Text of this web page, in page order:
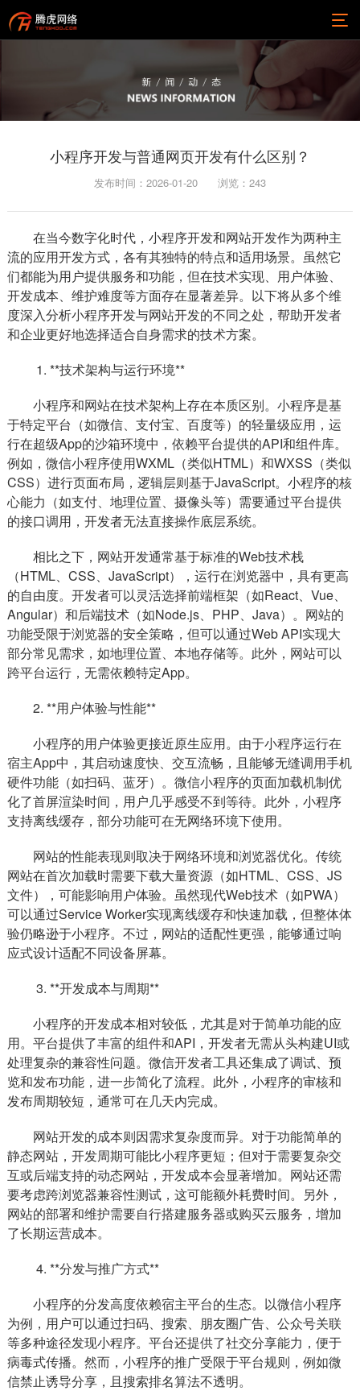
小程序开发与普通网页开发有什么区别？
发布时间：2026-01-20 浏览： 243
在当今数字化时代，小程序开发和网站开发作为两种主
流的应用开发方式，各有其独特的特点和适用场景。虽然它
们都能为用户提供服务和功能，但在技术实现、用户体验、
开发成本、维护难度等方面存在显著差异。以下将从多个维
度深入分析小程序开发与网站开发的不同之处，帮助开发者
和企业更好地选择适合自身需求的技术方案。
1. **技术架构与运行环境**
小程序和网站在技术架构上存在本质区别。小程序是基
于特定平台（如微信、支付宝、百度等）的轻量级应用，运
行在超级App的沙箱环境中，依赖平台提供的API和组件库。
例如，微信小程序使用WXML（类似HTML）和WXSS（类似
CSS）进行页面布局，逻辑层则基于JavaScript。小程序的核
心能力（如支付、地理位置、摄像头等）需要通过平台提供
的接口调用，开发者无法直接操作底层系统。
相比之下，网站开发通常基于标准的Web技术栈
（HTML、CSS、JavaScript），运行在浏览器中，具有更高
的自由度。开发者可以灵活选择前端框架（如React、Vue、
Angular）和后端技术（如Node.js、PHP、Java）。网站的
功能受限于浏览器的安全策略，但可以通过Web API实现大
部分常见需求，如地理位置、本地存储等。此外，网站可以
跨平台运行，无需依赖特定App。
2. **用户体验与性能**
小程序的用户体验更接近原生应用。由于小程序运行在
宿主App中，其启动速度快、交互流畅，且能够无缝调用手机
硬件功能（如扫码、蓝牙）。微信小程序的页面加载机制优
化了首屏渲染时间，用户几乎感受不到等待。此外，小程序
支持离线缓存，部分功能可在无网络环境下使用。
网站的性能表现则取决于网络环境和浏览器优化。传统
网站在首次加载时需要下载大量资源（如HTML、CSS、JS
文件），可能影响用户体验。虽然现代Web技术（如PWA）
可以通过Service Worker实现离线缓存和快速加载，但整体体
验仍略逊于小程序。不过，网站的适配性更强，能够通过响
应式设计适配不同设备屏幕。
3. **开发成本与周期**
小程序的开发成本相对较低，尤其是对于简单功能的应
用。平台提供了丰富的组件和API，开发者无需从头构建UI或
处理复杂的兼容性问题。微信开发者工具还集成了调试、预
览和发布功能，进一步简化了流程。此外，小程序的审核和
发布周期较短，通常可在几天内完成。
网站开发的成本则因需求复杂度而异。对于功能简单的
静态网站，开发周期可能比小程序更短；但对于需要复杂交
互或后端支持的动态网站，开发成本会显著增加。网站还需
要考虑跨浏览器兼容性测试，这可能额外耗费时间。另外，
网站的部署和维护需要自行搭建服务器或购买云服务，增加
了长期运营成本。
4. **分发与推广方式**
小程序的分发高度依赖宿主平台的生态。以微信小程序
为例，用户可以通过扫码、搜索、朋友圈广告、公众号关联
等多种途径发现小程序。平台还提供了社交分享能力，便于
病毒式传播。然而，小程序的推广受限于平台规则，例如微
信禁止诱导分享，且搜索排名算法不透明。